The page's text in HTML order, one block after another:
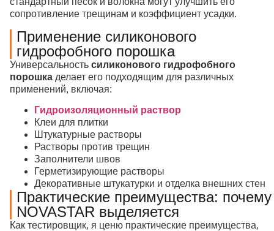
сопротивление трещинам и коэффициент усадки.
Применение силиконового
гидрофобного порошка
Универсальность силиконового гидрофобного
порошка делает его подходящим для различных
применений, включая:
Гидроизоляционный раствор
Клеи для плитки
Штукатурные растворы
Растворы против трещин
Заполнители швов
Герметизирующие растворы
Декоративные штукатурки и отделка внешних стен
Практические преимущества: почему
NOVASTAR выделяется
Как тестировщик, я ценю практические преимущества,